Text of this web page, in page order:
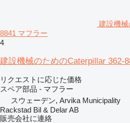
建設機械
8841 マフラー
4
建設機械のためのCaterpillar 362-
リクエストに応じた価格
スペア部品 - マフラー
スウェーデン, Arvika Municipality
Rackstad Bil & Delar AB
販売会社に連絡